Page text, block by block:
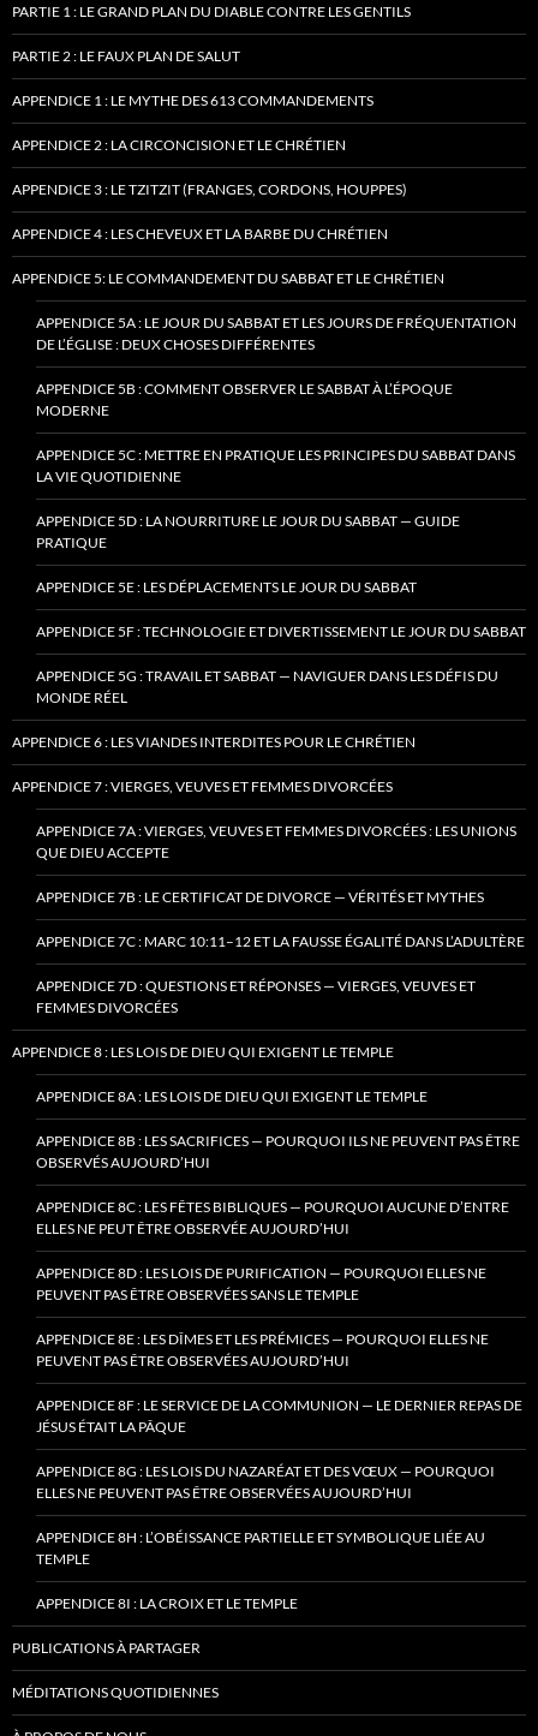
PARTIE 1 : LE GRAND PLAN DU DIABLE CONTRE LES GENTILS
PARTIE 2 : LE FAUX PLAN DE SALUT
APPENDICE 1 : LE MYTHE DES 613 COMMANDEMENTS
APPENDICE 2 : LA CIRCONCISION ET LE CHRÉTIEN
APPENDICE 3 : LE TZITZIT (FRANGES, CORDONS, HOUPPES)
APPENDICE 4 : LES CHEVEUX ET LA BARBE DU CHRÉTIEN
APPENDICE 5: LE COMMANDEMENT DU SABBAT ET LE CHRÉTIEN
APPENDICE 5A : LE JOUR DU SABBAT ET LES JOURS DE FRÉQUENTATION
DE L’ÉGLISE : DEUX CHOSES DIFFÉRENTES
APPENDICE 5B : COMMENT OBSERVER LE SABBAT À L’ÉPOQUE
MODERNE
APPENDICE 5C : METTRE EN PRATIQUE LES PRINCIPES DU SABBAT DANS
LA VIE QUOTIDIENNE
APPENDICE 5D : LA NOURRITURE LE JOUR DU SABBAT — GUIDE
PRATIQUE
APPENDICE 5E : LES DÉPLACEMENTS LE JOUR DU SABBAT
APPENDICE 5F : TECHNOLOGIE ET DIVERTISSEMENT LE JOUR DU SABBAT
APPENDICE 5G : TRAVAIL ET SABBAT — NAVIGUER DANS LES DÉFIS DU
MONDE RÉEL
APPENDICE 6 : LES VIANDES INTERDITES POUR LE CHRÉTIEN
APPENDICE 7 : VIERGES, VEUVES ET FEMMES DIVORCÉES
APPENDICE 7A : VIERGES, VEUVES ET FEMMES DIVORCÉES : LES UNIONS
QUE DIEU ACCEPTE
APPENDICE 7B : LE CERTIFICAT DE DIVORCE — VÉRITÉS ET MYTHES
APPENDICE 7C : MARC 10:11–12 ET LA FAUSSE ÉGALITÉ DANS L’ADULTÈRE
APPENDICE 7D : QUESTIONS ET RÉPONSES — VIERGES, VEUVES ET
FEMMES DIVORCÉES
APPENDICE 8 : LES LOIS DE DIEU QUI EXIGENT LE TEMPLE
APPENDICE 8A : LES LOIS DE DIEU QUI EXIGENT LE TEMPLE
APPENDICE 8B : LES SACRIFICES — POURQUOI ILS NE PEUVENT PAS ÊTRE
OBSERVÉS AUJOURD’HUI
APPENDICE 8C : LES FÊTES BIBLIQUES — POURQUOI AUCUNE D’ENTRE
ELLES NE PEUT ÊTRE OBSERVÉE AUJOURD’HUI
APPENDICE 8D : LES LOIS DE PURIFICATION — POURQUOI ELLES NE
PEUVENT PAS ÊTRE OBSERVÉES SANS LE TEMPLE
APPENDICE 8E : LES DÎMES ET LES PRÉMICES — POURQUOI ELLES NE
PEUVENT PAS ÊTRE OBSERVÉES AUJOURD’HUI
APPENDICE 8F : LE SERVICE DE LA COMMUNION — LE DERNIER REPAS DE
JÉSUS ÉTAIT LA PÂQUE
APPENDICE 8G : LES LOIS DU NAZARÉAT ET DES VŒUX — POURQUOI
ELLES NE PEUVENT PAS ÊTRE OBSERVÉES AUJOURD’HUI
APPENDICE 8H : L’OBÉISSANCE PARTIELLE ET SYMBOLIQUE LIÉE AU
TEMPLE
APPENDICE 8I : LA CROIX ET LE TEMPLE
PUBLICATIONS À PARTAGER
MÉDITATIONS QUOTIDIENNES